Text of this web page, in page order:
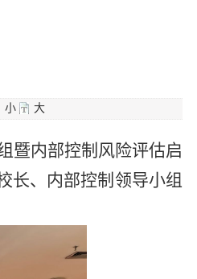
小 大
暨内部控制风险评估启
长、内部控制领导小组